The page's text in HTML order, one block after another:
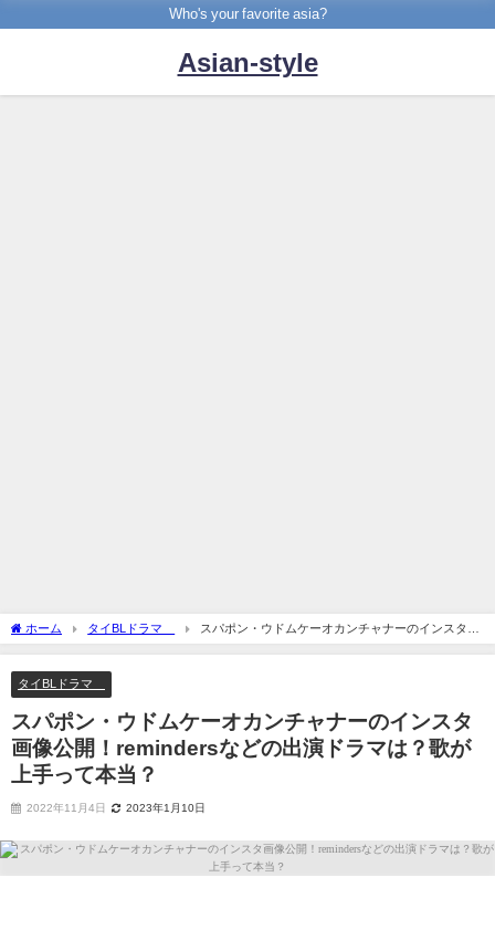
Who's your favorite asia?
Asian-style
ホーム タイBLドラマ
スパポン・ウドムケーオカンチャナーのインスタ画
像公開！remindersなどの出演ドラマは？歌が上手って本当？
タイBLドラマ
スパポン・ウドムケーオカンチャナーのインスタ
画像公開！remindersなどの出演ドラマは？歌が
上手って本当？
2022年11月4日 2023年1月10日